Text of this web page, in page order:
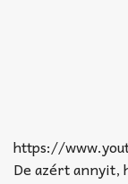
https://
De azért annyit,